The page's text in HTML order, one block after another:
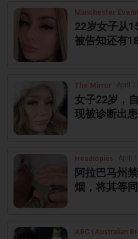
22岁女子从
被告知还有
The Mirror
女子22岁，
现被诊断出
Headtopics
阿拉巴马州
烟，将其等